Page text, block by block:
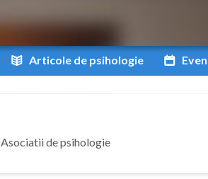
Articole de psihologie
Asociatii de psihologie